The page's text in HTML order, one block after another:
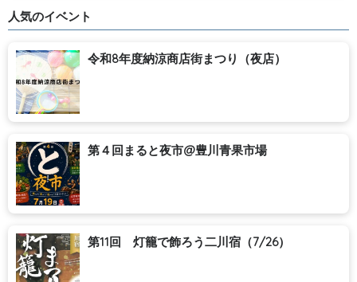
人気のイベント
令和8年度納涼商店街まつり（夜店）
第４回まると夜市@豊川青果市場
第11回 灯籠で飾ろう二川宿（7/26）